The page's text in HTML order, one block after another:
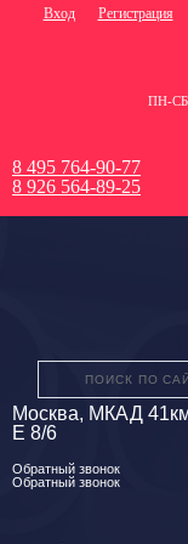
Вход Регистрация
ПН-
8 495 764-90-77
8 926 564-89-25
Москва, МКАД
Е 8/6
Обратный звонок
Обратный звонок